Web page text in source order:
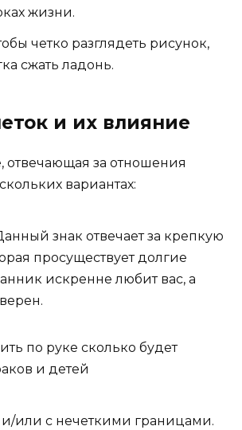
жизни.
четко разглядеть рисунок,
сжать ладонь.
и их влияние
отвечающая за отношения
вариантах:
знак отвечает за крепкую
просуществует долгие
искренне любит вас, а
и/или с нечеткими границами.